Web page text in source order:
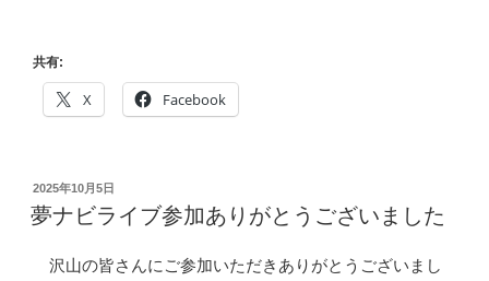
共有:
X Facebook
投
稿
日:
2025年10月5日
夢ナビライブ参加ありがとうございました
沢山の皆さんにご参加いただきありがとうございまし